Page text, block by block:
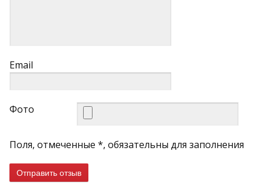
Email
Фото
Поля, отмеченные *, обязательны для заполнения
Отправить отзыв